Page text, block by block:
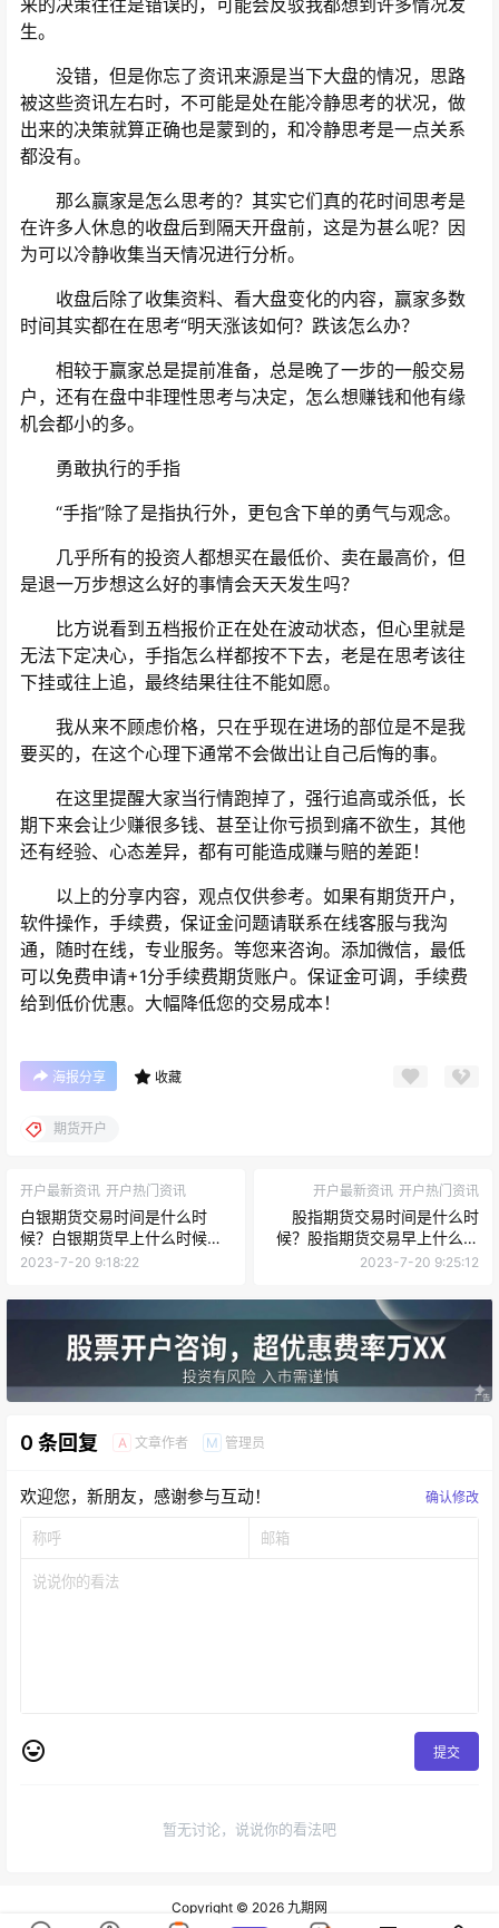
来的决策往往是错误的，可能会反驳我都想到许多情况发
生。
没错，但是你忘了资讯来源是当下大盘的情况，思路
被这些资讯左右时，不可能是处在能冷静思考的状况，做
出来的决策就算正确也是蒙到的，和冷静思考是一点关系
都没有。
那么赢家是怎么思考的？其实它们真的花时间思考是
在许多人休息的收盘后到隔天开盘前，这是为甚么呢？因
为可以冷静收集当天情况进行分析。
收盘后除了收集资料、看大盘变化的内容，赢家多数
时间其实都在在思考“明天涨该如何？跌该怎么办？
相较于赢家总是提前准备，总是晚了一步的一般交易
户，还有在盘中非理性思考与决定，怎么想赚钱和他有缘
机会都小的多。
勇敢执行的手指
“手指”除了是指执行外，更包含下单的勇气与观念。
几乎所有的投资人都想买在最低价、卖在最高价，但
是退一万步想这么好的事情会天天发生吗？
比方说看到五档报价正在处在波动状态，但心里就是
无法下定决心，手指怎么样都按不下去，老是在思考该往
下挂或往上追，最终结果往往不能如愿。
我从来不顾虑价格，只在乎现在进场的部位是不是我
要买的，在这个心理下通常不会做出让自己后悔的事。
在这里提醒大家当行情跑掉了，强行追高或杀低，长
期下来会让少赚很多钱、甚至让你亏损到痛不欲生，其他
还有经验、心态差异，都有可能造成赚与赔的差距！
以上的分享内容，观点仅供参考。如果有期货开户，
软件操作，手续费，保证金问题请联系在线客服与我沟
通，随时在线，专业服务。等您来咨询。添加微信，最低
可以免费申请+1分手续费期货账户。保证金可调，手续费
给到低价优惠。大幅降低您的交易成本！
海报分享 收藏
期货开户
开户最新资讯 开户热门资讯
白银期货交易时间是什么时
候？白银期货早上什么时候开
始交易？
2023-7-20 9:18:22
开户最新资讯 开户热门资讯
股指期货交易时间是什么时
候？股指期货交易早上什么时
候开始？
2023-7-20 9:25:12
0 条回复 A 文章作者 M 管理员
欢迎您，新朋友，感谢参与互动！ 确认修改
提交
暂无讨论，说说你的看法吧
Copyright © 2026 九期网